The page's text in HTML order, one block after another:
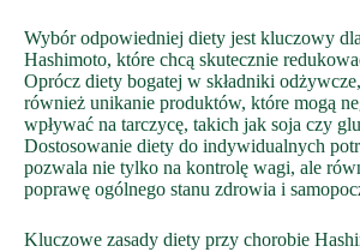
Wybór odpowiedniej diety jest kluczowy
Hashimoto, które chcą skutecznie
Oprócz diety bogatej w składniki
również unikanie produktów, które mogą
wpływać na tarczycę, takich jak soja czy
Dostosowanie diety do indywidualnych
pozwala nie tylko na kontrolę wagi, ale
poprawę ogólnego stanu zdrowia i
Kluczowe zasady diety przy chorobie